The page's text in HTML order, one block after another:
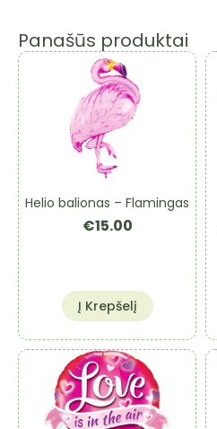
Panašūs produktai
Helio balionas – Flamingas
€15.00
Į Krepšelį